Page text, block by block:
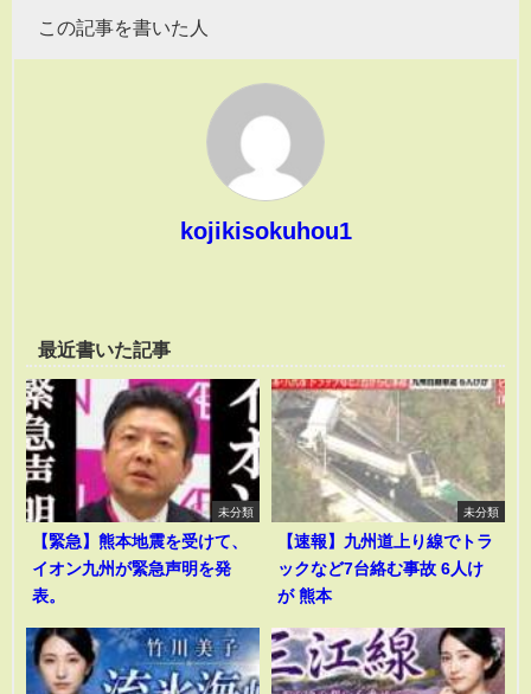
この記事を書いた人
kojikisokuhou1
最近書いた記事
未分類
【緊急】熊本地震を受けて、
イオン九州が緊急声明を発
表。
未分類
【速報】九州道上り線でトラ
ックなど7台絡む事故 6人け
が 熊本